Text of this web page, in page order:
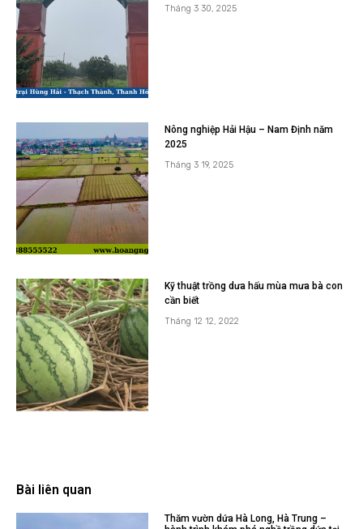
Tháng 3 30, 2025
Nông nghiệp Hải Hậu – Nam Định năm
2025
Tháng 3 19, 2025
Kỹ thuật trồng dưa hấu mùa mưa bà con
cần biết
Tháng 12 12, 2022
Bài liên quan
Thăm vườn dứa Hà Long, Hà Trung –